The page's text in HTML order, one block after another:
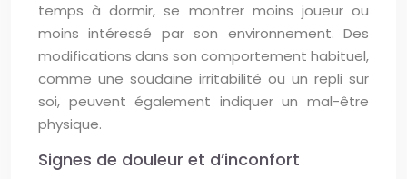
temps à dormir, se montrer moins joueur ou
moins intéressé par son environnement. Des
modifications dans son comportement habituel,
comme une soudaine irritabilité ou un repli sur
soi, peuvent également indiquer un mal-être
physique.
Signes de douleur et d’inconfort